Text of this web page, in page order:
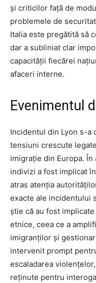
și criticilor față de
problemele de
Italia este pregătită să
dar a subliniat clar
capacității fiecărei
afaceri interne.
Evenimentul
Incidentul din Lyon s-a
tensiuni crescute
imigrație din Europa.
indivizi a fost implicat
atras atenția
exacte ale incidentului
știe că au fost
etnice, ceea ce a
imigranților și
intervenit prompt
escaladarea
reținute pentru